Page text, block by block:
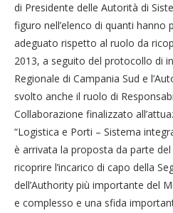
di Presidente delle Autorità di
figuro nell’elenco di quanti hanno
adeguato rispetto al ruolo da
2013, a seguito del protocollo di
Regionale di Campania Sud e
svolto anche il ruolo di
Collaborazione finalizzato
“Logistica e Porti – Sistema
è arrivata la proposta da parte
ricoprire l’incarico di capo della
dell’Authority più importante del
e complesso e una sfida